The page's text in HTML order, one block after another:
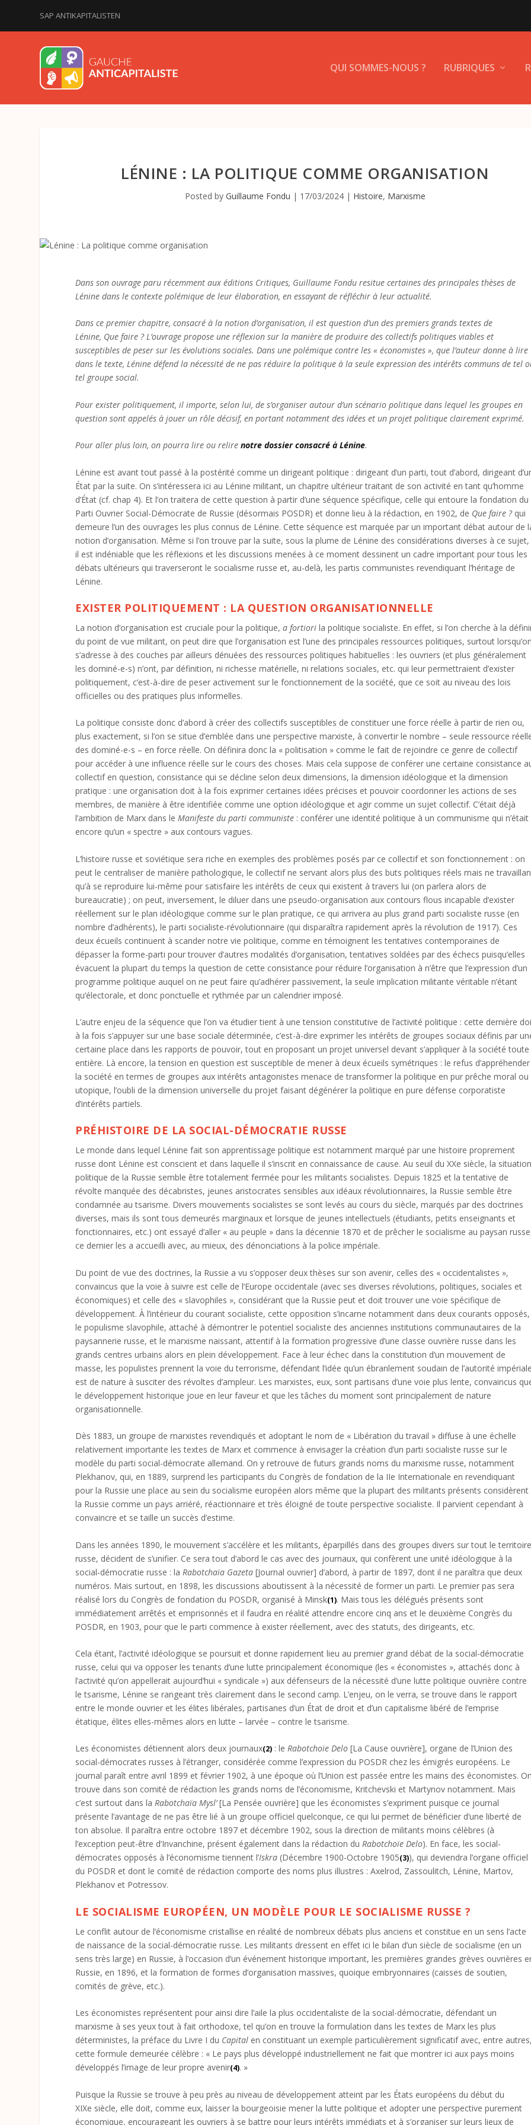
SAP ANTIKAPITALISTEN
QUI SOMMES-NOUS ? RUBRIQUES
LÉNINE : LA POLITIQUE COMME ORGANISATION
Posted by Guillaume Fondu | 17/03/2024| Histoire, Marxisme
Dans son ouvrage paru récemment aux éditions Critiques, Guillaume Fondu resitue certaines des principales thèses de
Lénine dans le contexte polémique de leur élaboration, en essayant de réfléchir à leur actualité.
Dans ce premier chapitre, consacré à la notion d’organisation, il est question d’un des premiers grands textes de
Lénine, Que faire ? L’ouvrage propose une réflexion sur la manière de produire des collectifs politiques viables et
susceptibles de peser sur les évolutions sociales. Dans une polémique contre les « économistes », que l’auteur donne à lire
dans le texte, Lénine défend la nécessité de ne pas réduire la politique à la seule expression des intérêts communs de tel
tel groupe social.
Pour exister politiquement, il importe, selon lui, de s’organiser autour d’un scénario politique dans lequel les groupes en
question sont appelés à jouer un rôle décisif, en portant notamment des idées et un projet politique clairement exprimé.
Pour aller plus loin, on pourra lire ou relirenotre dossier consacré à Lénine.
Lénine est avant tout passé à la postérité comme un dirigeant politique : dirigeant d’un parti, tout d’abord, dirigeant
État par la suite. On s’intéressera ici au Lénine militant, un chapitre ultérieur traitant de son activité en tant qu’homme
d’État (cf. chap 4). Et l’on traitera de cette question à partir d’une séquence spécifique, celle qui entoure la fondation du
Parti Ouvrier Social-Démocrate de Russie (désormais POSDR) et donne lieu à la rédaction, en 1902, de Que faire ?qui
demeure l’un des ouvrages les plus connus de Lénine. Cette séquence est marquée par un important débat autour de
notion d’organisation. Même si l’on trouve par la suite, sous la plume de Lénine des considérations diverses à ce sujet,
il est indéniable que les réflexions et les discussions menées à ce moment dessinent un cadre important pour tous les
débats ultérieurs qui traverseront le socialisme russe et, au-delà, les partis communistes revendiquant l’héritage de
Lénine.
EXISTER POLITIQUEMENT : LA QUESTION ORGANISATIONNELLE
La notion d’organisation est cruciale pour la politique,a fortiori la politique socialiste. En effet, si l’on cherche à la
du point de vue militant, on peut dire que l’organisation est l’une des principales ressources politiques, surtout
s’adresse à des couches par ailleurs dénuées des ressources politiques habituelles : les ouvriers (et plus généralement
les dominé-e-s) n’ont, par définition, ni richesse matérielle, ni relations sociales, etc. qui leur permettraient d’exister
politiquement, c’est-à-dire de peser activement sur le fonctionnement de la société, que ce soit au niveau des lois
officielles ou des pratiques plus informelles.
La politique consiste donc d’abord à créer des collectifs susceptibles de constituer une force réelle à partir de rien ou,
plus exactement, si l’on se situe d’emblée dans une perspective marxiste, à convertir le nombre – seule ressource
des dominé-e-s – en force réelle. On définira donc la « politisation » comme le fait de rejoindre ce genre de collectif
pour accéder à une influence réelle sur le cours des choses. Mais cela suppose de conférer une certaine consistance
collectif en question, consistance qui se décline selon deux dimensions, la dimension idéologique et la dimension
pratique : une organisation doit à la fois exprimer certaines idées précises et pouvoir coordonner les actions de ses
membres, de manière à être identifiée comme une option idéologique et agir comme un sujet collectif. C’était déjà
l’ambition de Marx dans le Manifeste du parti communiste : conférer une identité politique à un communisme qui n’était
encore qu’un « spectre » aux contours vagues.
L’histoire russe et soviétique sera riche en exemples des problèmes posés par ce collectif et son fonctionnement : on
peut le centraliser de manière pathologique, le collectif ne servant alors plus des buts politiques réels mais ne
qu’à se reproduire lui-même pour satisfaire les intérêts de ceux qui existent à travers lui (on parlera alors de
bureaucratie) ; on peut, inversement, le diluer dans une pseudo-organisation aux contours flous incapable d’exister
réellement sur le plan idéologique comme sur le plan pratique, ce qui arrivera au plus grand parti socialiste russe (en
nombre d’adhérents), le parti socialiste-révolutionnaire (qui disparaîtra rapidement après la révolution de 1917). Ces
deux écueils continuent à scander notre vie politique, comme en témoignent les tentatives contemporaines de
dépasser la forme-parti pour trouver d’autres modalités d’organisation, tentatives soldées par des échecs puisqu’elles
évacuent la plupart du temps la question de cette consistance pour réduire l’organisation à n’être que l’expression d’un
programme politique auquel on ne peut faire qu’adhérer passivement, la seule implication militante véritable n’étant
qu’électorale, et donc ponctuelle et rythmée par un calendrier imposé.
L’autre enjeu de la séquence que l’on va étudier tient à une tension constitutive de l’activité politique : cette dernière
à la fois s’appuyer sur une base sociale déterminée, c’est-à-dire exprimer les intérêts de groupes sociaux définis par
certaine place dans les rapports de pouvoir, tout en proposant un projet universel devant s’appliquer à la société toute
entière. Là encore, la tension en question est susceptible de mener à deux écueils symétriques : le refus d’appréhender
la société en termes de groupes aux intérêts antagonistes menace de transformer la politique en pur prêche moral ou
utopique, l’oubli de la dimension universelle du projet faisant dégénérer la politique en pure défense corporatiste
d’intérêts partiels.
PRÉHISTOIRE DE LA SOCIAL-DÉMOCRATIE RUSSE
Le monde dans lequel Lénine fait son apprentissage politique est notamment marqué par une histoire proprement
russe dont Lénine est conscient et dans laquelle il s’inscrit en connaissance de cause. Au seuil du XXe siècle, la
politique de la Russie semble être totalement fermée pour les militants socialistes. Depuis 1825 et la tentative de
révolte manquée des décabristes, jeunes aristocrates sensibles aux idéaux révolutionnaires, la Russie semble être
condamnée au tsarisme. Divers mouvements socialistes se sont levés au cours du siècle, marqués par des doctrines
diverses, mais ils sont tous demeurés marginaux et lorsque de jeunes intellectuels (étudiants, petits enseignants et
fonctionnaires, etc.) ont essayé d’aller « au peuple » dans la décennie 1870 et de prêcher le socialisme au paysan
ce dernier les a accueilli avec, au mieux, des dénonciations à la police impériale.
Du point de vue des doctrines, la Russie a vu s’opposer deux thèses sur son avenir, celles des « occidentalistes »,
convaincus que la voie à suivre est celle de l’Europe occidentale (avec ses diverses révolutions, politiques, sociales et
économiques) et celle des « slavophiles », considérant que la Russie peut et doit trouver une voie spécifique de
développement. À l’intérieur du courant socialiste, cette opposition s’incarne notamment dans deux courants opposés,
le populisme slavophile, attaché à démontrer le potentiel socialiste des anciennes institutions communautaires de la
paysannerie russe, et le marxisme naissant, attentif à la formation progressive d’une classe ouvrière russe dans les
grands centres urbains alors en plein développement. Face à leur échec dans la constitution d’un mouvement de
masse, les populistes prennent la voie du terrorisme, défendant l’idée qu’un ébranlement soudain de l’autorité
est de nature à susciter des révoltes d’ampleur. Les marxistes, eux, sont partisans d’une voie plus lente, convaincus
le développement historique joue en leur faveur et que les tâches du moment sont principalement de nature
organisationnelle.
Dès 1883, un groupe de marxistes revendiqués et adoptant le nom de « Libération du travail » diffuse à une échelle
relativement importante les textes de Marx et commence à envisager la création d’un parti socialiste russe sur le
modèle du parti social-démocrate allemand. On y retrouve de futurs grands noms du marxisme russe, notamment
Plekhanov, qui, en 1889, surprend les participants du Congrès de fondation de la IIe Internationale en revendiquant
pour la Russie une place au sein du socialisme européen alors même que la plupart des militants présents considèrent
la Russie comme un pays arriéré, réactionnaire et très éloigné de toute perspective socialiste. Il parvient cependant à
convaincre et se taille un succès d’estime.
Dans les années 1890, le mouvement s’accélère et les militants, éparpillés dans des groupes divers sur tout le
russe, décident de s’unifier. Ce sera tout d’abord le cas avec des journaux, qui confèrent une unité idéologique à la
social-démocratie russe : la Rabotchaïa Gazeta[Journal ouvrier] d’abord, à partir de 1897, dont il ne paraîtra que deux
numéros. Mais surtout, en 1898, les discussions aboutissent à la nécessité de former un parti. Le premier pas sera
réalisé lors du Congrès de fondation du POSDR, organisé à Minsk(1). Mais tous les délégués présents sont
immédiatement arrêtés et emprisonnés et il faudra en réalité attendre encore cinq ans et le deuxième Congrès du
POSDR, en 1903, pour que le parti commence à exister réellement, avec des statuts, des dirigeants, etc.
Cela étant, l’activité idéologique se poursuit et donne rapidement lieu au premier grand débat de la social-démocratie
russe, celui qui va opposer les tenants d’une lutte principalement économique (les « économistes », attachés donc à
l’activité qu’on appellerait aujourd’hui « syndicale ») aux défenseurs de la nécessité d’une lutte politique ouvrière contre
le tsarisme, Lénine se rangeant très clairement dans le second camp. L’enjeu, on le verra, se trouve dans le rapport
entre le monde ouvrier et les élites libérales, partisanes d’un État de droit et d’un capitalisme libéré de l’emprise
étatique, élites elles-mêmes alors en lutte – larvée – contre le tsarisme.
Les économistes détiennent alors deux journaux(2) : leRabotchoïe Delo [La Cause ouvrière], organe de l’Union des
social-démocrates russes à l’étranger, considérée comme l’expression du POSDR chez les émigrés européens. Le
journal paraît entre avril 1899 et février 1902, à une époque où l’Union est passée entre les mains des économistes.
trouve dans son comité de rédaction les grands noms de l’économisme, Kritchevski et Martynov notamment. Mais
c’est surtout dans laRabotchaïa Mysl’[La Pensée ouvrière] que les économistes s’expriment puisque ce journal
présente l’avantage de ne pas être lié à un groupe officiel quelconque, ce qui lui permet de bénéficier d’une liberté de
ton absolue. Il paraîtra entre octobre 1897 et décembre 1902, sous la direction de militants moins célèbres (à
l’exception peut-être d’Invanchine, présent également dans la rédaction duRabotchoïe Delo). En face, les social-
démocrates opposés à l’économisme tiennent l’Iskra(Décembre 1900-Octobre 1905(3)), qui deviendra l’organe officiel
du POSDR et dont le comité de rédaction comporte des noms plus illustres : Axelrod, Zassoulitch, Lénine, Martov,
Plekhanov et Potressov.
LE SOCIALISME EUROPÉEN, UN MODÈLE POUR LE SOCIALISME RUSSE ?
Le conflit autour de l’économisme cristallise en réalité de nombreux débats plus anciens et constitue en un sens l’acte
de naissance de la social-démocratie russe. Les militants dressent en effet ici le bilan d’un siècle de socialisme (en un
sens très large) en Russie, à l’occasion d’un événement historique important, les premières grandes grèves ouvrières
Russie, en 1896, et la formation de formes d’organisation massives, quoique embryonnaires (caisses de soutien,
comités de grève, etc.).
Les économistes représentent pour ainsi dire l’aile la plus occidentaliste de la social-démocratie, défendant un
marxisme à ses yeux tout à fait orthodoxe, tel qu’on en trouve la formulation dans les textes de Marx les plus
déterministes, la préface du Livre I du Capital en constituant un exemple particulièrement significatif avec, entre
cette formule demeurée célèbre : « Le pays plus développé industriellement ne fait que montrer ici aux pays moins
développés l’image de leur propre avenir(4). »
Puisque la Russie se trouve à peu près au niveau de développement atteint par les États européens du début du
XIXe siècle, elle doit, comme eux, laisser la bourgeoisie mener la lutte politique et adopter une perspective purement
économique, encourageant les ouvriers à se battre pour leurs intérêts immédiats et à s’organiser sur leurs lieux de